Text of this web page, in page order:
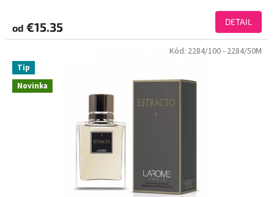
od €15.35 DETAIL
Novinka
Tip
Kód: 2284/100- 2284/50M